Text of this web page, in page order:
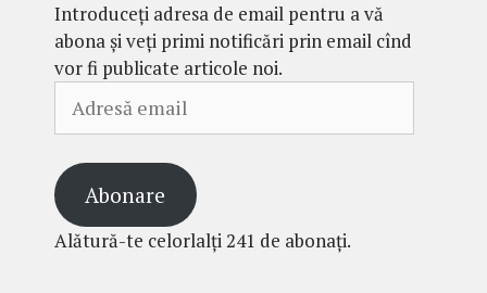
Introduceți adresa de email pentru a vă
abona și veți primi notificări prin email cînd
vor fi publicate articole noi.
email
Abonare
Alătură-te celorlalți 241 de abonați.